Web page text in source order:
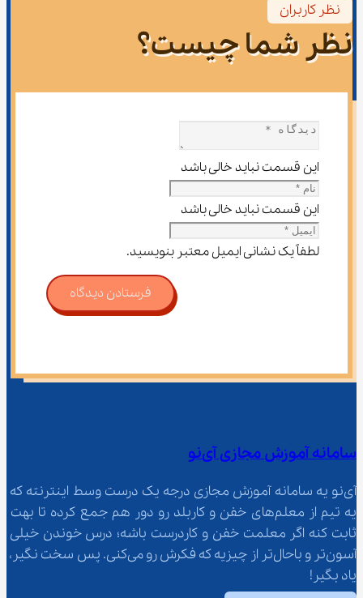
نظر کاربران
نظر شما چیست؟
این قسمت نباید خالی باشد
این قسمت نباید خالی باشد
لطفاً یک نشانی ایمیل معتبر بنویسید.
فرستادن دیدگاه
سامانه آموزش مجازی آی‌نو
آی‌نو یه سامانه آموزش مجازی درجه یک درست وسط اینترنته که
یه تیم از معلم‌‌های خفن و کاربلد رو دور هم جمع کرده تا بهت
ثابت کنه اگر معلمت خفن و کاردرست باشه؛ درس خوندن خیلی
آسون‌تر و باحال‌تر از چیزیه که فکرش رو می‌کنی. پس سخت نگیر،
یاد بگیر!